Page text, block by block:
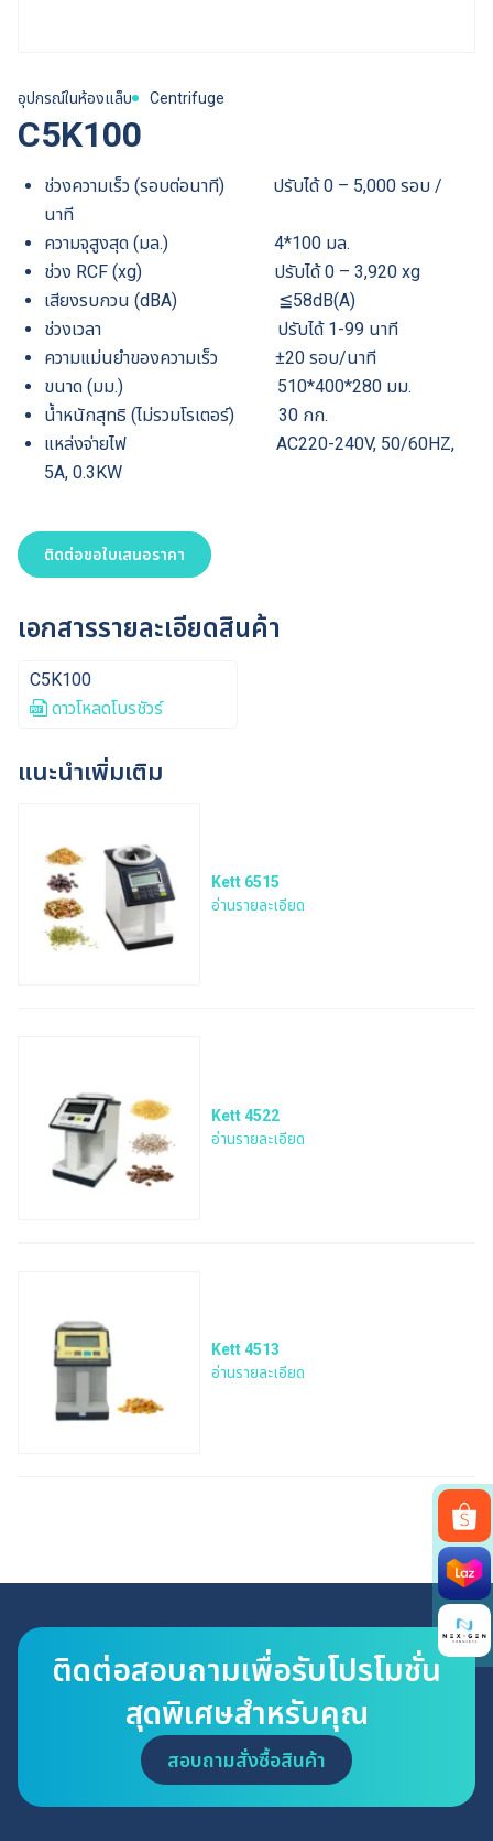
อุปกรณ์ในห้องแล็บ Centrifuge
C5K100
ช่วงความเร็ว (รอบต่อนาที) ปรับได้ 0 – 5,000 รอบ /
นาที
ความจุสูงสุด (มล.) 4*100 มล.
ช่วง RCF (xg) ปรับได้ 0 – 3,920 xg
เสียงรบกวน (dBA) ≦58dB(A)
ช่วงเวลา ปรับได้ 1-99 นาที
ความแม่นยำของความเร็ว ±20 รอบ/นาที
ขนาด (มม.) 510*400*280 มม.
น้ำหนักสุทธิ (ไม่รวมโรเตอร์) 30 กก.
แหล่งจ่ายไฟ AC220-240V, 50/60HZ,
5A, 0.3KW
ติดต่อขอใบเสนอราคา
เอกสารรายละเอียดสินค้า
C5K100
ดาวโหลดโบรชัวร์
แนะนำเพิ่มเติม
Kett 6515
อ่านรายละเอียด
Kett 4522
อ่านรายละเอียด
Kett 4513
อ่านรายละเอียด
ติดต่อสอบถามเพื่อรับโปรโมชั่น
สุดพิเศษสำหรับคุณ
สอบถามสั่งซื้อสินค้า